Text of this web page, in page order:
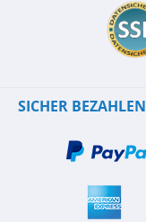
SICHER BEZAHLEN